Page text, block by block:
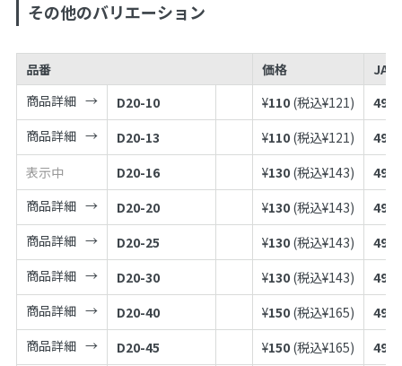
その他のバリエーション
品番 価格
JAN
商品詳細
D20-10 ¥110 (税込¥121)
商品詳細
D20-13 ¥110 (税込¥121)
表示中
D20-16 ¥130 (税込¥143)
商品詳細
D20-20 ¥130 (税込¥143)
商品詳細
D20-25 ¥130 (税込¥143)
商品詳細
D20-30 ¥130 (税込¥143)
商品詳細
D20-40 ¥150 (税込¥165)
商品詳細
D20-45 ¥150 (税込¥165)